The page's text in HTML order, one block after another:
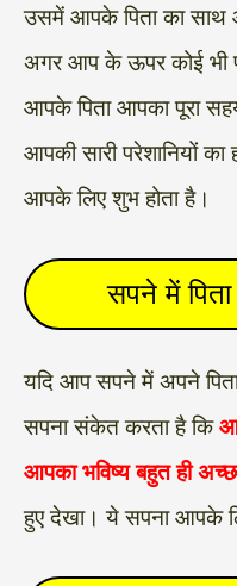
उसमें आपके पिता का साथ
अगर आप के ऊपर कोई भी
आपके पिता आपका पूरा
आपकी सारी परेशानियों
आपके लिए शुभ होता है।
सपने में
यदि आप सपने में अपने
सपना संकेत करता है कि
आपका भविष्य बहुत ही
हुए देखा। ये सपना आपके